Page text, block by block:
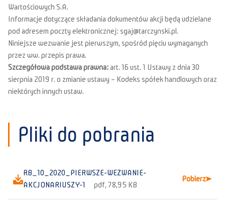
Wartościowych S.A.
Informacje dotyczące składania dokumentów akcji będą udzielane
pod adresem poczty elektronicznej: sgaj@tarczynski.pl.
Niniejsze wezwanie jest pierwszym, spośród pięciu wymaganych
przez ww. przepis prawa.
Szczegółowa podstawa prawna:art. 16 ust. 1 Ustawy z dnia 30
sierpnia 2019 r. o zmianie ustawy – Kodeks spółek handlowych oraz
niektórych innych ustaw.
Pliki do pobrania
RB_10_2020_PIERWSZE-WEZWANIE-
AKCJONARIUSZY-1
pdf, 78,95 KB
Pobierz